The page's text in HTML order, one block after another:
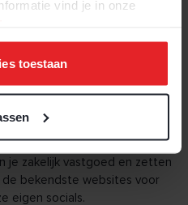
vind je in onze
toestaan
IN DE MARKT
in ons netwerk? Dan
van een makelaar
zorgen we voor een
je zakelijk vastgoed en zetten
bekendste websites voor
eigen socials.